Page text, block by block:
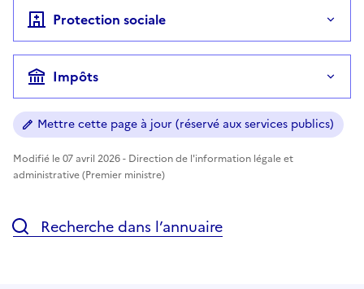
Protection sociale
Impôts
Mettre cette page à jour (réservé aux services publics)
Modifié le 07 avril 2026 - Direction de l'information légale et
administrative (Premier ministre)
Recherche dans l’annuaire